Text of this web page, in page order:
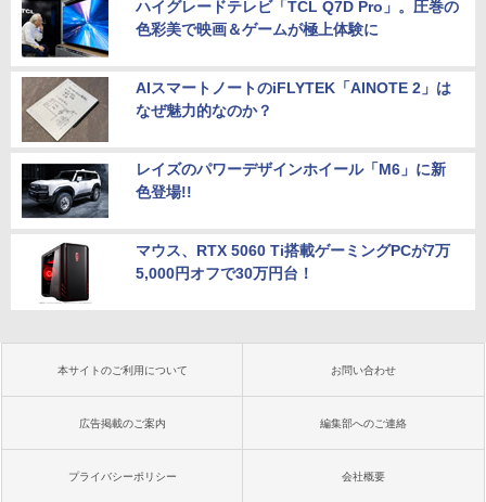
ハイグレードテレビ「TCL Q7D Pro」。圧巻の
色彩美で映画＆ゲームが極上体験に
AIスマートノートのiFLYTEK「AINOTE 2」は
なぜ魅力的なのか？
レイズのパワーデザインホイール「M6」に新
色登場!!
マウス、RTX 5060 Ti搭載ゲーミングPCが7万
5,000円オフで30万円台！
本サイトのご利用について お問い合わせ
広告掲載のご案内 編集部へのご連絡
プライバシーポリシー 会社概要